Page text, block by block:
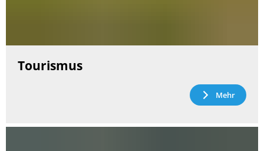
Tourismus
Mehr